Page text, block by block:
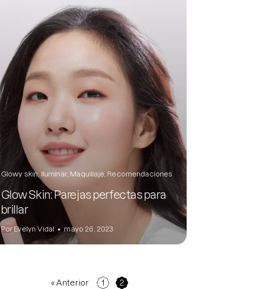
Rastrear mi Pedido
Parches para granitos
Parches para manchitas
Glowy skin Iluminar Maquillaje Recomendaciones
Glow Skin: Parejas perfectas para
brillar
Por Evelyn Vidal mayo 26, 2023
« Anterior 1 2